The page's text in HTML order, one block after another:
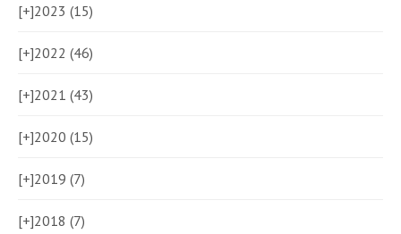
[+]2023 (15)
[+]2022 (46)
[+]2021 (43)
[+]2020 (15)
[+]2019 (7)
[+]2018 (7)